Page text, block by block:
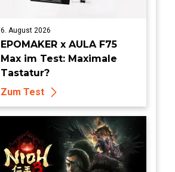
6. August 2026
EPOMAKER x AULA F75
Max im Test: Maximale
Tastatur?
Zum Test